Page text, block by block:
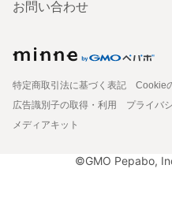
お問い合わせ
特定商取引法に基づく表記
Cookie
広告識別子の取得・利用
プライバ
メディアキット
©GMO Pepabo,